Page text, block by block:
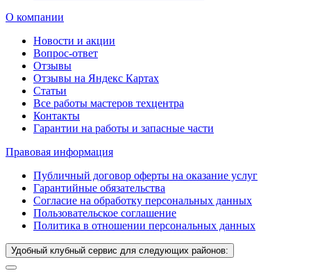
О компании
Новости и акции
Вопрос-ответ
Отзывы
Отзывы на Яндекс Картах
Статьи
Все работы мастеров техцентра
Контакты
Гарантии на работы и запасные части
Правовая информация
Публичный договор оферты на оказание услуг
Гарантийные обязательства
Согласие на обработку персональных данных
Пользовательское соглашение
Политика в отношении персональных данных
Удобный клубный сервис для следующих районов: